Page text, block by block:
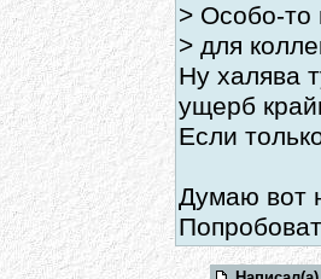
> Особо-то
> для
Ну халява
ущерб
Если
Думаю вот